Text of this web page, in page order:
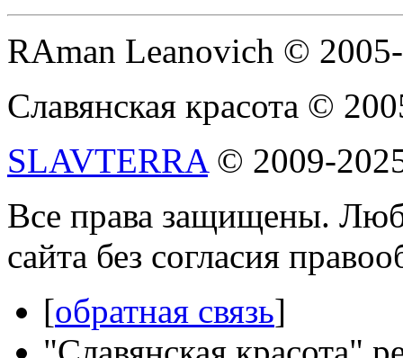
RAman Leanovich ©
Славянская красота ©
SLAVTERRA© 2009-
Все права защищены.
сайта без согласия
[обратная связь]